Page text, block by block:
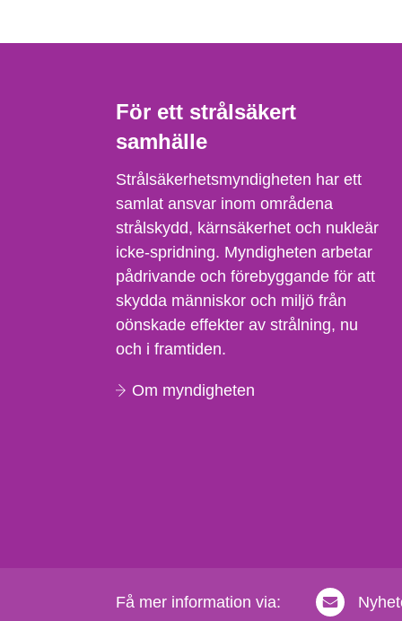
För ett strålsäkert
samhälle
Strålsäkerhetsmyndigheten har ett
samlat ansvar inom områdena
strålskydd, kärnsäkerhet och nukleär
icke-spridning. Myndigheten arbetar
pådrivande och förebyggande för att
skydda människor och miljö från
oönskade effekter av strålning, nu
och i framtiden.
Om myndigheten
Få mer information via: